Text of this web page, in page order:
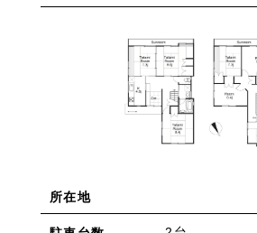
所在地